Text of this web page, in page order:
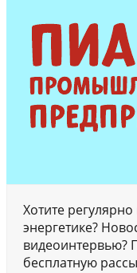
Хотите
энергетике?
видеоинтервью?
бесплатную